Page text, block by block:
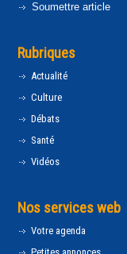
Soumettre article
Rubriques
Actualité
Culture
Débats
Santé
Vidéos
Nos services web
Votre agenda